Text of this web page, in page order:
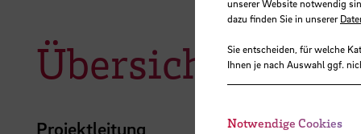
Übersicht
Projektleitung
unserer Website notwendig
dazu finden Sie in unserer
Sie entscheiden, für welche
Ihnen je nach Auswahl ggf.
Notwendige Cookies